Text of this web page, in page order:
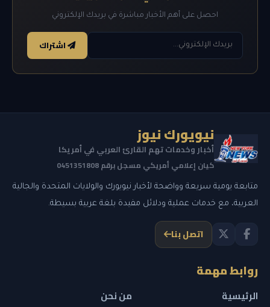
احصل على أهم الأخبار مباشرة في بريدك الإلكتروني
اشتراك
نيويورك نيوز
أخبار وخدمات تهم القارئ العربي في أمريكا
كيان إعلامي أمريكي مسجل برقم 0451351808
متابعة يومية سريعة وواضحة لأخبار نيويورك والولايات المتحدة والجالية
العربية، مع خدمات عملية ودلائل مفيدة بلغة عربية بسيطة.
اتصل بنا
روابط مهمة
الرئيسية من نحن